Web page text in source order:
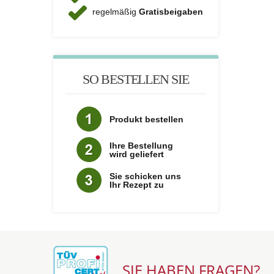
regelmäßig Gratisbeigaben
SO BESTELLEN SIE
Produkt bestellen
Ihre Bestellung
wird geliefert
Sie schicken uns
Ihr Rezept zu